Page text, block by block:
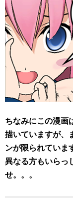
ちなみにこの漫画
描いていますが、
ンが限られていま
異なる方もいらっ
せ。。。